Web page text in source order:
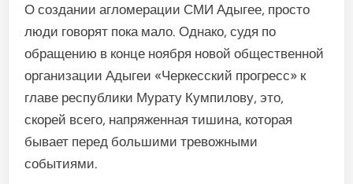
О создании агломерации СМИ Адыгее, просто
люди говорят пока мало. Однако, судя по
обращению в конце ноября новой общественной
организации Адыгеи «Черкесский прогресс» к
главе республики Мурату Кумпилову, это,
скорей всего, напряженная тишина, которая
бывает перед большими тревожными
событиями.